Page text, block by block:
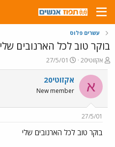
עשרים פלוס
בוקר טוב לכל הארנובים שלי
פ
ו
ת
ח
ה
ש
א
אקזוטי20
פ
ו
ר
ס
ם
ר
27/5/01
א אקזוטי20
New member
27/5/01
בוקר טוב לכל הארנובים שלי